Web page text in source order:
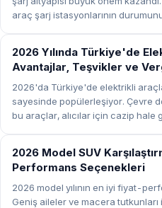
araç şarj istasyonlarının
REHBER
2026 Yılında Türkiye'de
Avantajlar, Teşvikler ve
2026'da Türkiye'de elektrikli
sayesinde popülerleşiyor. Çevre
bu araçlar, alıcılar için cazip hale
REHBER
2026 Model SUV
Performans Seçenekleri
2026 model yılının en iyi fiyat-
Geniş aileler ve macera